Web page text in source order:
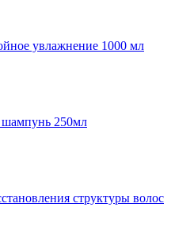
увлажнение 1000 мл
250мл
структуры волос